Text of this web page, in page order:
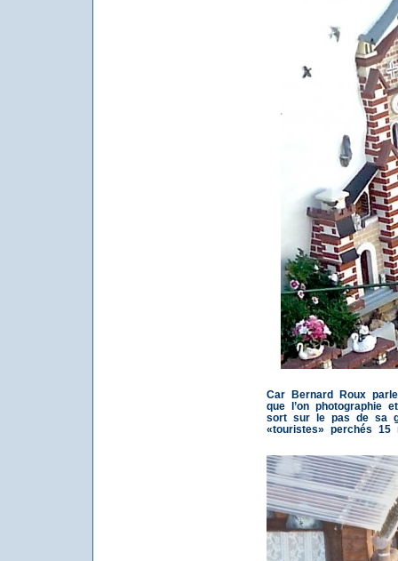
Car Bernard Roux
que l’on photographie
sort sur le pas de sa
«touristes» perchés 15